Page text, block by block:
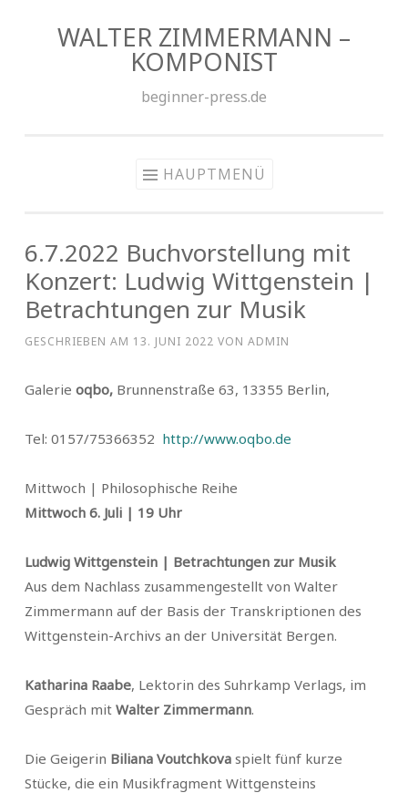
WALTER ZIMMERMANN –
KOMPONIST
beginner-press.de
HAUPTMENÜ
6.7.2022 Buchvorstellung mit
Konzert: Ludwig Wittgenstein |
Betrachtungen zur Musik
GESCHRIEBEN AM 13. JUNI 2022 VON ADMIN
Galerie oqbo, Brunnenstraße 63, 13355 Berlin,
Tel: 0157/75366352 http://www.oqbo.de
Mittwoch | Philosophische Reihe
Mittwoch 6. Juli | 19 Uhr
Ludwig Wittgenstein | Betrachtungen zur Musik
Aus dem Nachlass zusammengestellt von Walter
Zimmermann auf der Basis der Transkriptionen des
Wittgenstein-Archivs an der Universität Bergen.
Katharina Raabe, Lektorin des Suhrkamp Verlags, im
Gespräch mit Walter Zimmermann.
Die Geigerin Biliana Voutchkova spielt fünf kurze
Stücke, die ein Musikfragment Wittgensteins